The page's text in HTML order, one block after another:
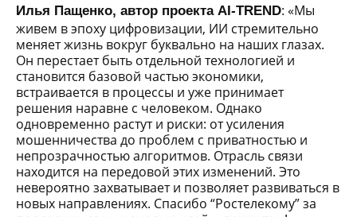
Илья Пащенко, автор проекта AI-TREND: «Мы
живем в эпоху цифровизации, ИИ стремительно
меняет жизнь вокруг буквально на наших глазах.
Он перестает быть отдельной технологией и
становится базовой частью экономики,
встраивается в процессы и уже принимает
решения наравне с человеком. Однако
одновременно растут и риски: от усиления
мошенничества до проблем с приватностью и
непрозрачностью алгоритмов. Отрасль связи
находится на передовой этих изменений. Это
невероятно захватывает и позволяет развиваться в
новых направлениях. Спасибо “Ростелекому” за